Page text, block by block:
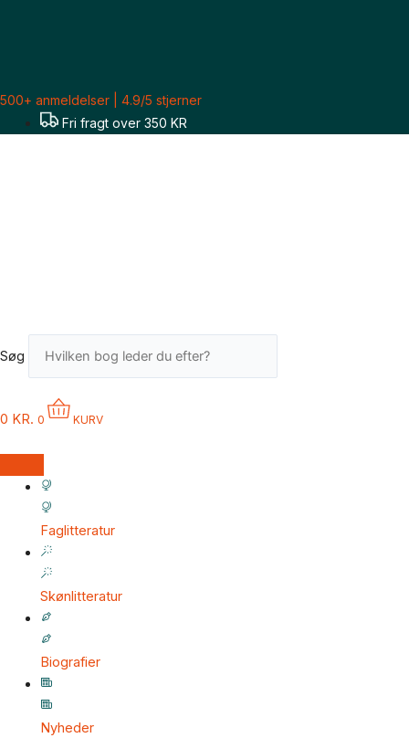
500+ anmeldelser | 4.9/5 stjerner
Fri fragt over 350 KR
Søg
0 KR. 0 KURV
Faglitteratur
Skønlitteratur
Biografier
Nyheder